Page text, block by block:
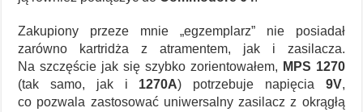
Zakupiony przeze mnie „egzemplarz” nie posiadał
zarówno kartridża z atramentem, jak i zasilacza.
Na szczęście jak się szybko zorientowałem, MPS 1270
(tak samo, jak i 1270A) potrzebuje napięcia 9V,
co pozwala zastosować uniwersalny zasilacz z okrągłą